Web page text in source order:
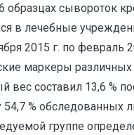
образцах сывороток
в лечебные
2015 г. по февраль
маркеры
вес составил 13,6 %
% обследованных
группе